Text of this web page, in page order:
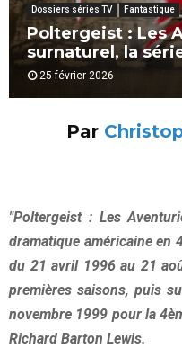
Dossiers séries TV Fantastique
Poltergeist : Les
surnaturel, la
25 février 2026
Par
"Poltergeist : Les
dramatique américaine en
du 21 avril 1996 au 21
premières saisons, puis
novembre 1999 pour la
Richard Barton Lewis.